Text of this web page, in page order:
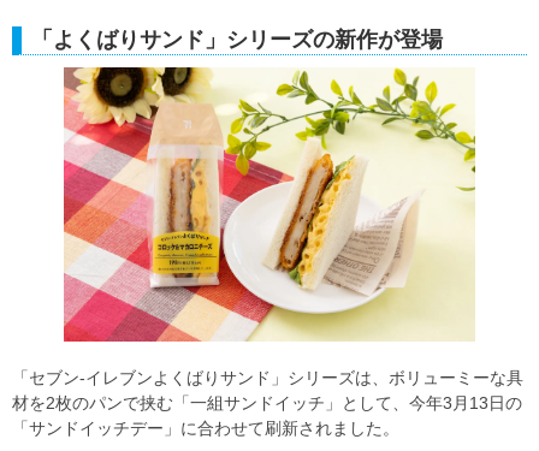
「よくばりサンド」シリーズの新作が登場
「セブン‐イレブンよくばりサンド」シリーズは、ボリューミーな具
材を2枚のパンで挟む「一組サンドイッチ」として、今年3月13日の
「サンドイッチデー」に合わせて刷新されました。